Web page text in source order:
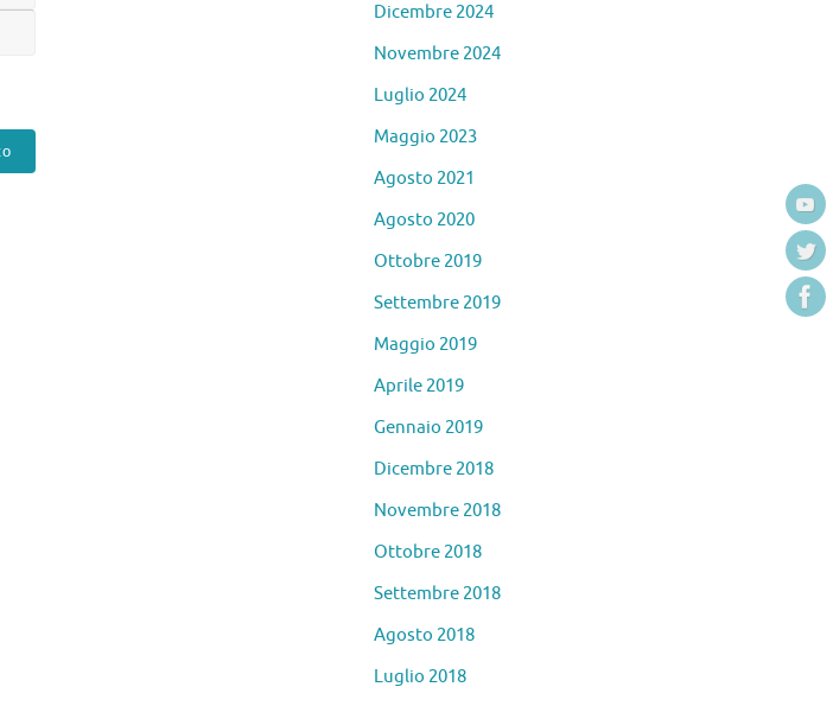
Dicembre 2024
Novembre 2024
Luglio 2024
Maggio 2023
Agosto 2021
Agosto 2020
Ottobre 2019
Settembre 2019
Maggio 2019
Aprile 2019
Gennaio 2019
Dicembre 2018
Novembre 2018
Ottobre 2018
Settembre 2018
Agosto 2018
Luglio 2018